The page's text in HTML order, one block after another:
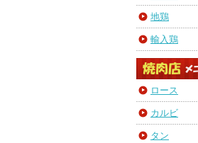
地鶏
輸入鶏
ロース
カルビ
タン